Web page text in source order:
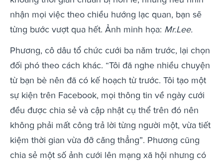
nhận mọi việc theo chiều hướng lạc quan, bạn sẽ
từng bước vượt qua hết. Ảnh minh họa: Mr.Lee.
Phương, cô dâu tổ chức cưới ba năm trước, lại chọn
đối phó theo cách khác. “Tôi đã nghe nhiều chuyện
từ bạn bè nên đã có kế hoạch từ trước. Tôi tạo một
sự kiện trên Facebook, mọi thông tin về ngày cưới
đều được chia sẻ và cập nhật cụ thể trên đó nên
không phải mất công trả lời từng người một, vừa tiết
kiệm thời gian vừa đỡ căng thẳng”. Phương cũng
chia sẻ một số ảnh cưới lên mạng xã hội nhưng có